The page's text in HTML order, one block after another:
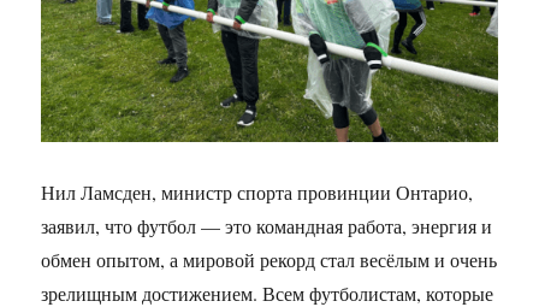
Нил Ламсден, министр спорта провинции Онтарио,
заявил, что футбол — это командная работа, энергия и
обмен опытом, а мировой рекорд стал весёлым и очень
зрелищным достижением. Всем футболистам, которые